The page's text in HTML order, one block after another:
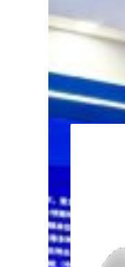
Software